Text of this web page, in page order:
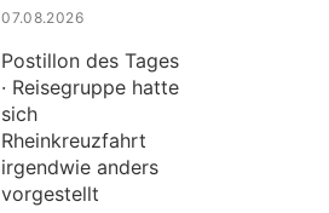
07.08.2026
Postillon des Tages
· Reisegruppe hatte
sich
Rheinkreuzfahrt
irgendwie anders
vorgestellt